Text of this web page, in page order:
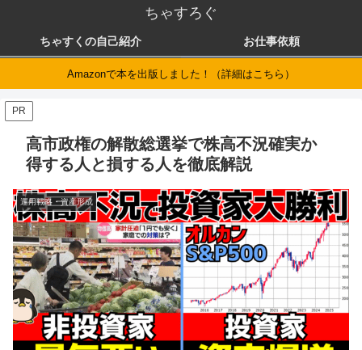
ちゃすろぐ
ちゃすくの自己紹介 お仕事依頼
Amazonで本を出版しました！（詳細はこちら）
PR
高市政権の解散総選挙で株高不況確実か
得する人と損する人を徹底解説
運用戦略・資産形成